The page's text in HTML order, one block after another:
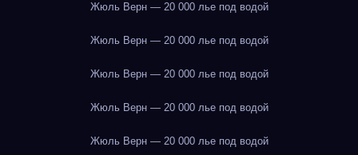
Жюль Верн — 20 000 лье под водой
Жюль Верн — 20 000 лье под водой
Жюль Верн — 20 000 лье под водой
Жюль Верн — 20 000 лье под водой
Жюль Верн — 20 000 лье под водой